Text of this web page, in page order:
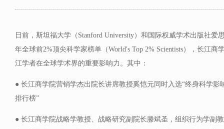
日前，斯坦福大学（Stanford University）和国际权威学术出版社爱
年全球前2%顶尖科学家榜单（World's Top 2% Scientists），长江商
江学者在全球学术界的重要影响力。其中：
● 长江商学院营销学杰出院长讲席教授奚恺元同时入选“终身科学影
排行榜”
● 长江商学院战略学教授、战略研究副院长滕斌圣，组织行为学副